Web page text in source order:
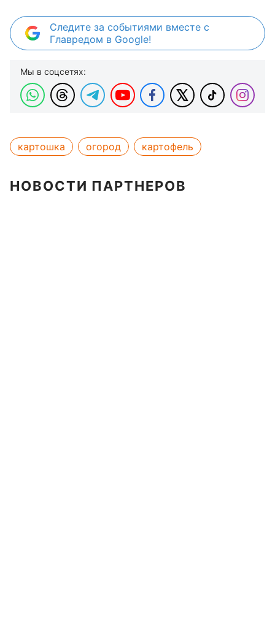
Следите за событиями вместе с
Главредом в Google!
Мы в соцсетях:
картошка огород картофель
НОВОСТИ ПАРТНЕРОВ